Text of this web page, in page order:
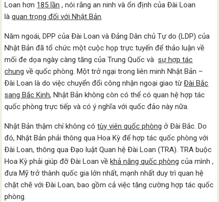
Loan hơn 185 lần , nói rằng an ninh và ổn định của Đài Loan
làquan trọng đối với Nhật Bản.
Năm ngoái, DPP của Đài Loan và Đảng Dân chủ Tự do (LDP) của
Nhật Bản đã tổ chức một cuộc họp trực tuyến để thảo luận về
mối đe dọa ngày càng tăng của Trung Quốc vàsự hợp tác
chung về quốc phòng. Một trở ngại trong liên minh Nhật Bản –
Đài Loan là do việc chuyển đổi công nhận ngoại giao từĐài Bắc
sang Bắc Kinh, Nhật Bản không còn có thể có quan hệ hợp tác
quốc phòng trực tiếp và có ý nghĩa với quốc đảo này nữa.
Nhật Bản thậm chí không cótùy viên quốc phòng ở Đài Bắc. Do
đó, Nhật Bản phải thông qua Hoa Kỳ để hợp tác quốc phòng với
Đài Loan, thông qua Đạo luật Quan hệ Đài Loan (TRA). TRA buộc
Hoa Kỳ phải giúp đỡ Đài Loan về khả năng quốc phòng của mình ,
đưa Mỹ trở thành quốc gia lớn nhất, mạnh nhất duy trì quan hệ
chặt chẽ với Đài Loan, bao gồm cả việc tăng cường hợp tác quốc
phòng.